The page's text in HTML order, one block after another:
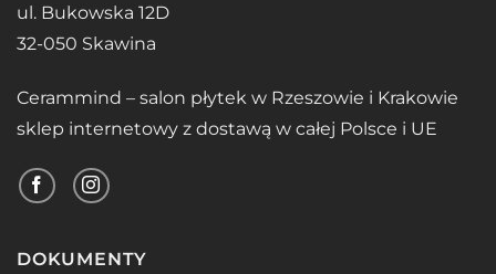
ul. Bukowska 12D
32-050 Skawina
Cerammind – salon płytek w Rzeszowie i Krakowie
sklep internetowy z dostawą w całej Polsce i UE
DOKUMENTY